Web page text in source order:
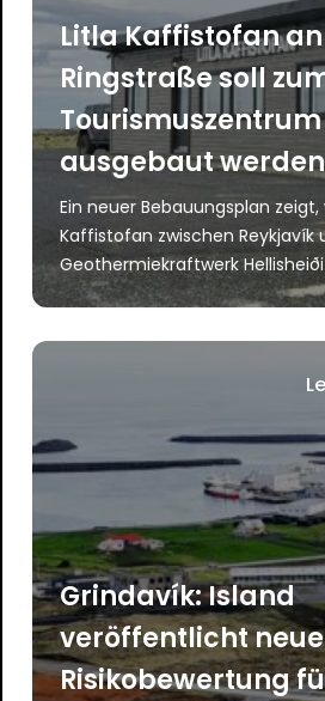
Litla Kaffistofan
Ringstraße soll
Tourismuszentrum
ausgebaut werden
Ein neuer Bebauungsplan zeigt,
Kaffistofan zwischen Reykjavík
Geothermiekraftwerk
Grindavík: Island
veröffentlicht neue
Risikobewertung